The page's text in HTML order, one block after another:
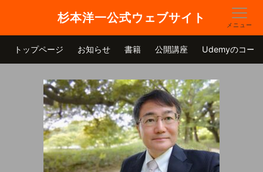
杉本洋一公式ウェブサイト メニュー
トップページ お知らせ 書籍 公開講座 Udemyのコース